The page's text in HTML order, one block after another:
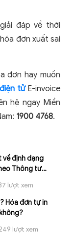
đáp về thời
đơn xuất sai
đơn hay muốn
tửE-invoice
hệ ngay Miền
1900 4768.
về định dạng
Thông tư
lượt xem
Hóa đơn tự in
lượt xem